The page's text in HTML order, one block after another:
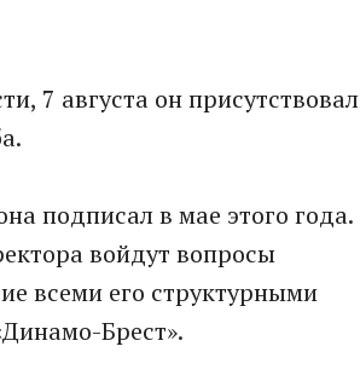
7 августа он присутствовал
подписал в мае этого года.
войдут вопросы
всеми его структурными
Брест».